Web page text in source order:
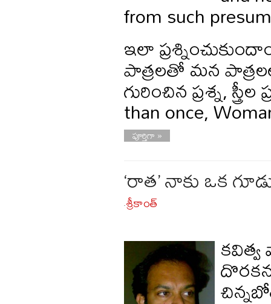
from such
ఇలా
పాత్రలతో మన
గురించిన ప్రశ్న,
than once,
పూర్తిగా »
‘రాత’ నాకు ఒక
-శ్రీకాంత్